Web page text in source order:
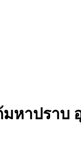
หาปราบ